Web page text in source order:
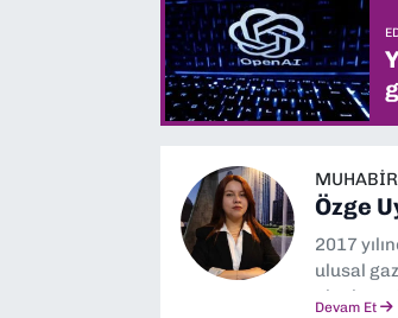
MUHABIR
Özge
2017
ulusal
Devam Et